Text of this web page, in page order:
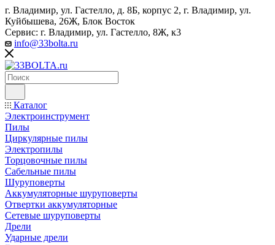
г. Владимир, ул. Гастелло, д. 8Б, корпус 2, г. Владимир, ул. ​
Куйбышева, 26Ж, Блок Восток
Сервис: г. Владимир, ул. Гастелло, 8Ж, к3
info@33bolta.ru
Каталог
Электроинструмент
Пилы
Циркулярные пилы
Электропилы
Торцовочные пилы
Сабельные пилы
Шуруповерты
Аккумуляторные шуруповерты
Отвертки аккумуляторные
Сетевые шуруповерты
Дрели
Ударные дрели